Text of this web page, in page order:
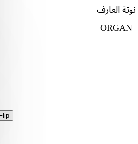
نوتة العازف
ORGAN